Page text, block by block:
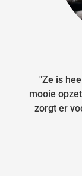
"Ze is
mooie
zorgt er